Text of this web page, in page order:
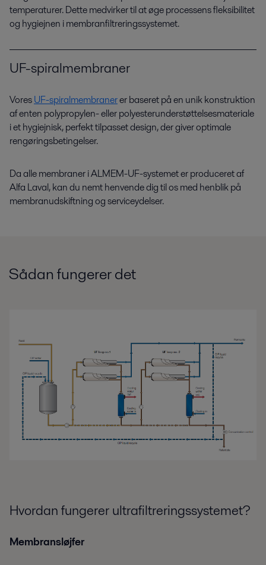
temperaturer. Dette medvirker til at øge processens fleksibilitet
og hygiejnen i membranfiltreringssystemet.
UF-spiralmembraner
VoresUF-spiralmembranerer baseret på en unik konstruktion
af enten polypropylen- eller polyesterunderstøttelsesmateriale
i et hygiejnisk, perfekt tilpasset design, der giver optimale
rengøringsbetingelser.
Da alle membraner i ALMEM-UF-systemet er produceret af
Alfa Laval, kan du nemt henvende dig til os med henblik på
membranudskiftning og serviceydelser.
Sådan fungerer det
Hvordan fungerer ultrafiltreringssystemet?
Membransløjfer